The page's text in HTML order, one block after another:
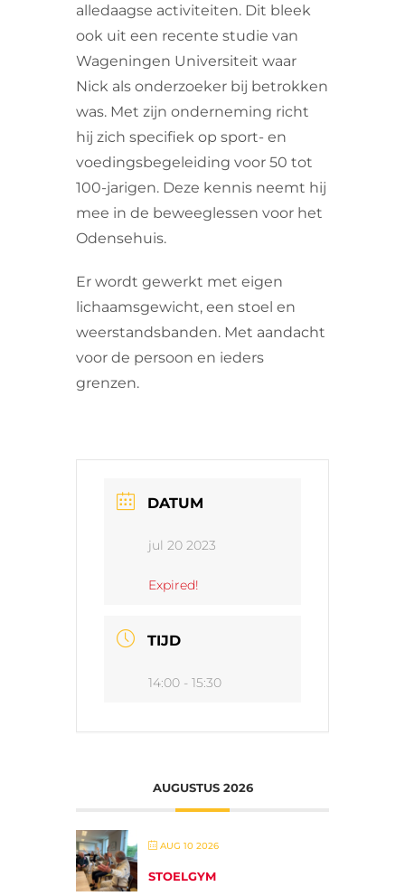
alledaagse activiteiten. Dit bleek
ook uit een recente studie van
Wageningen Universiteit waar
Nick als onderzoeker bij betrokken
was. Met zijn onderneming richt
hij zich specifiek op sport- en
voedingsbegeleiding voor 50 tot
100-jarigen. Deze kennis neemt hij
mee in de beweeglessen voor het
Odensehuis.
Er wordt gewerkt met eigen
lichaamsgewicht, een stoel en
weerstandsbanden. Met aandacht
voor de persoon en ieders
grenzen.
DATUM
jul 20 2023
Expired!
TIJD
14:00 - 15:30
AUGUSTUS 2026
AUG 10 2026
STOELGYM